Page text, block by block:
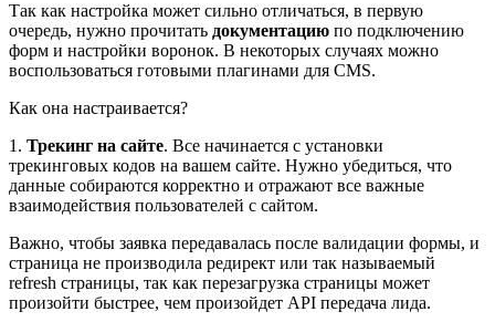
Так как настройка может сильно отличаться, в первую
очередь, нужно прочитать документацию по подключению
форм и настройки воронок. В некоторых случаях можно
воспользоваться готовыми плагинами для CMS.
Как она настраивается?
1. Трекинг на сайте. Все начинается с установки
трекинговых кодов на вашем сайте. Нужно убедиться, что
данные собираются корректно и отражают все важные
взаимодействия пользователей с сайтом.
Важно, чтобы заявка передавалась после валидации формы, и
страница не производила редирект или так называемый
refresh страницы, так как перезагрузка страницы может
произойти быстрее, чем произойдет API передача лида.